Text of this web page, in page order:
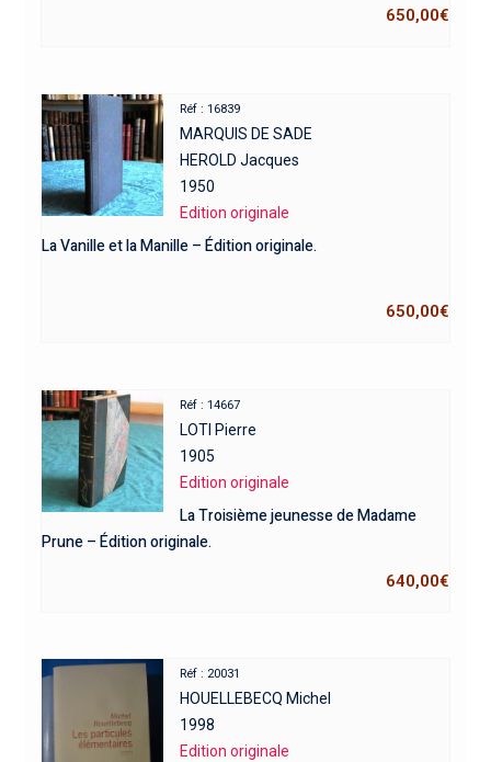
650,00€
Réf : 16839
MARQUIS DE SADE
HEROLD Jacques
1950
Edition originale
La Vanille et la Manille – Édition originale.
650,00€
Réf : 14667
LOTI Pierre
1905
Edition originale
La Troisième jeunesse de Madame
Prune – Édition originale.
640,00€
Réf : 20031
HOUELLEBECQ Michel
1998
Edition originale